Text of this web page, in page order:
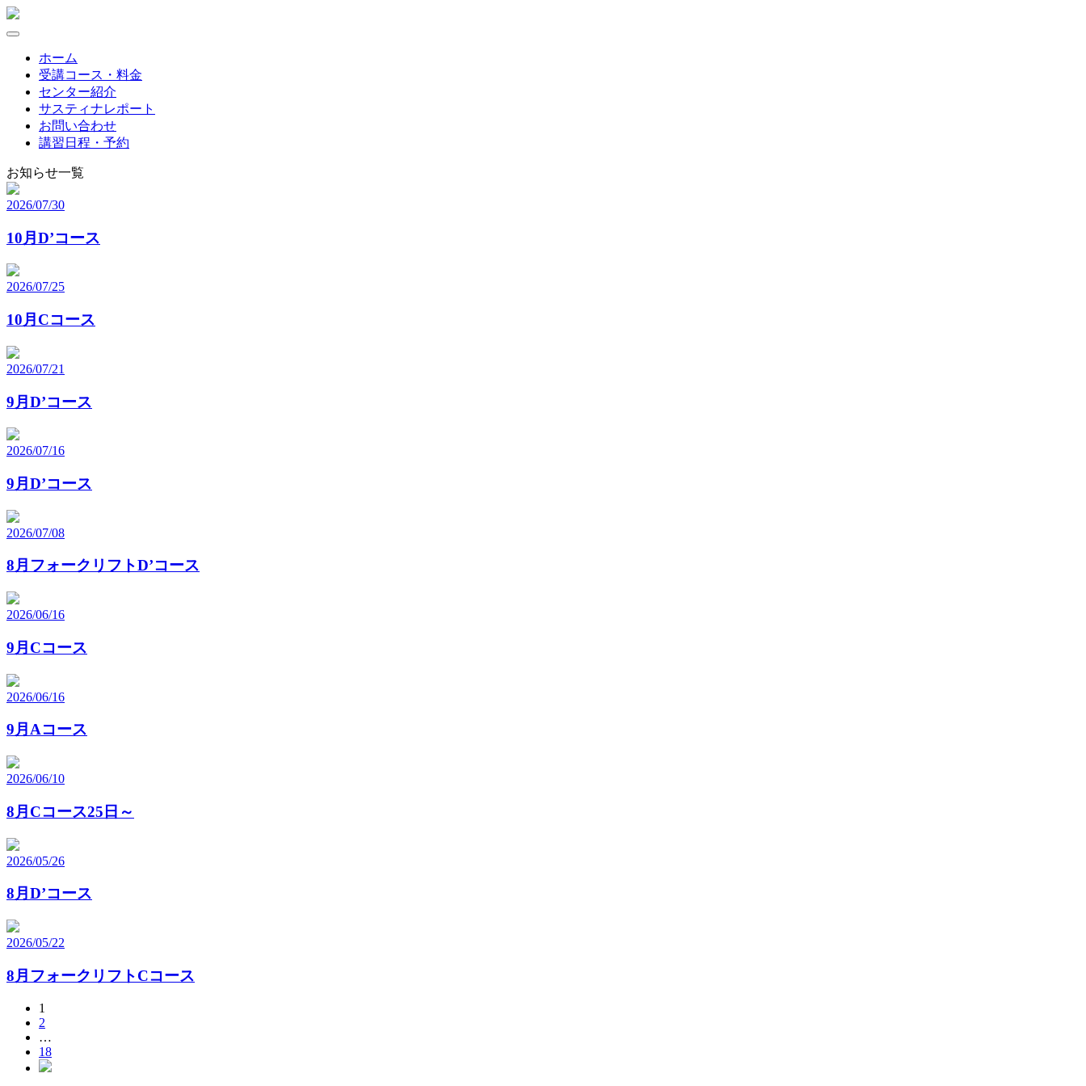
Skip
ホーム
受講コース・料金
センター紹介
サスティナレポート
お問い合わせ
講習日程・予約
お知らせ一覧
2026/07/30
10月D’コース
2026/07/25
10月Cコース
2026/07/21
9月D’コース
2026/07/16
9月D’コース
2026/07/08
8月フォークリフトD’コース
2026/06/16
9月Cコース
2026/06/16
9月Aコース
2026/06/10
8月Cコース25日～
2026/05/26
8月D’コース
2026/05/22
8月フォークリフトCコース
1
2
…
18